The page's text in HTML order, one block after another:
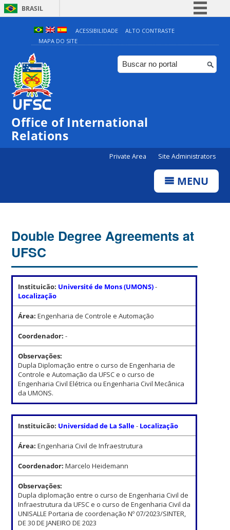
BRASIL
Simplifique!
Comunica BR
Participe
ACESSIBILIDADE
ALTO CONTRASTE
MAPA DO SITE
Office of International
Relations
Private Area Site Administrators
MENU
Double Degree Agreements at
UFSC
Instituicão: Université de Mons (UMONS)-
Localização
Área:Engenharia de Controle e Automação
Coordenador:-
Observações:
Dupla Diplomação entre o curso de Engenharia de
Controle e Automação da UFSC e o curso de
Engenharia Civil Elétrica ou Engenharia Civil Mecânica
da UMONS.
Instituicão: Universidad de La Salle- Localização
Área:Engenharia Civil de Infraestrutura
Coordenador:Marcelo Heidemann
Observações:
Dupla diplomação entre o curso de Engenharia Civil de
Infraestrutura da UFSC e o curso de Engenharia Civil da
UNISALLE Portaria de coordenação Nº 07/2023/SINTER,
DE 30 DE JANEIRO DE 2023